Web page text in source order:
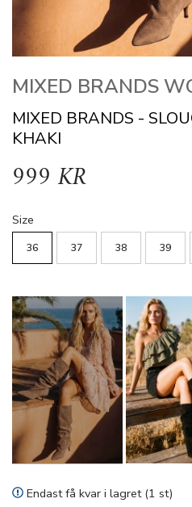
MIXED BRANDS
MIXED BRANDS -
KHAKI
999 KR
Size
36 37 38 39
Endast få kvar i lagret (1 st)